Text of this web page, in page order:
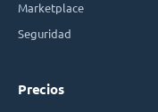
Marketplace
Seguridad
Precios